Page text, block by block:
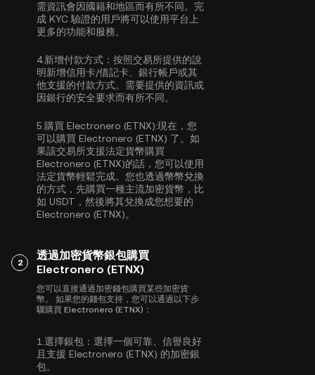
需資訊會因國籍和地區而有所不同。完
成 KYC 驗證的用戶將可以使用平台上
更多的功能和服務。
4.新增付款方式： 按照交易所提供的說
明新增信用卡/借記卡、銀行帳戶或其
他支援的付款方式。需要提供的資訊或
因銀行的安全要求而有所不同。
5. 購買 Electronero (ETNX):現在，您
可以購買 Electronero (ETNX) 了。如
果該交易所支援法定貨幣購買
Electronero (ETNX)的話，您可以使用
法定貨幣輕鬆完成。您也透過幣幣兌換
的方式，先購買一種主流加密貨幣，比
如 USDT ，然後將其兌換成您想要的
Electronero (ETNX)。
2
透過加密貨幣銀包購買
Electronero (ETNX)
您可以直接通過加密錢包購買某些加密貨
幣。 如果您的錢包支持，您可以通過以下步
驟購買 Electronero (ETNX)：
1. 選擇銀包： 選擇一個可靠、信譽良好
且支援 Electronero (ETNX) 的加密銀
包。